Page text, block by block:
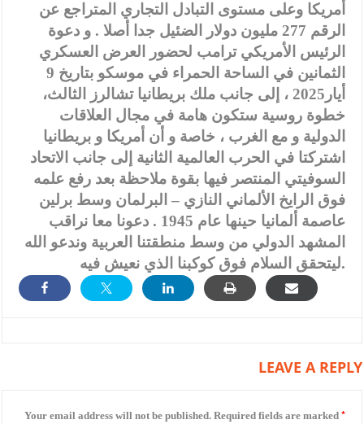
أمريكا وعلى مستوى التبادل التجاري المتراجع عن
الرقم 277 مليون دولار الضئيل جدا أصلا . و دعوة
الرئيس الأمريكي ترامب لحضور العرض العسكري
الثمانين في الساحة الحمراء في موسكو بتاريخ 9
أيار2025 ، إلى جانب ملك بريطانيا تشالرز الثالث،
خطوة روسية ستكون هامة في مجال العلاقات
الدولية و مع الغرب ، خاصة و أن أمريكا و بريطانيا
اشتركتا في الحرب العالمية الثانية إلى جانب الاتحاد
السوفيتي المنتصر فيها بقوة ملاحظة بعد رفع علمه
فوق الرايخ الألماني النازي – البرلمان وسط برلين
عاصمة ألمانيا حينها عام 1945 . دعونا معا نراقب
المشهد الدولي من وسط منطقتنا العربية وندعو الله
ليتحقق السلام فوق كوكبنا الذي نعيش فيه.
LEAVE A REPLY
Your email address will not be published. Required fields are marked *